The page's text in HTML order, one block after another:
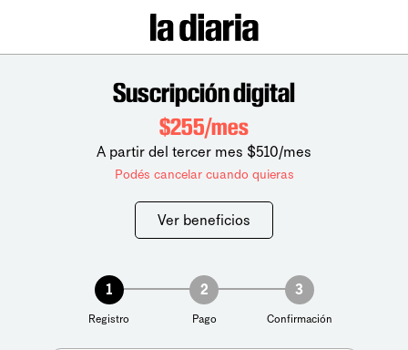
Suscripción digital
$255/mes
A partir del tercer mes $510/mes
Podés cancelar cuando quieras
Ver beneficios
1
Registro
2
Pago
3
Confirmación